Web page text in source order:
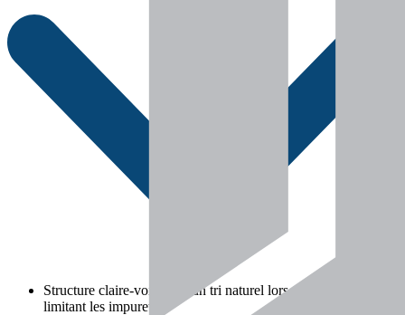
Structure claire-voie pour un tri naturel lors du chargement,
limitant les impuretés